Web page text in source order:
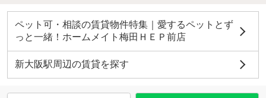
ペット可・相談の賃貸物件特集｜愛するペットとず
っと一緒！ホームメイト梅田ＨＥＰ前店
新大阪駅周辺の賃貸を探す